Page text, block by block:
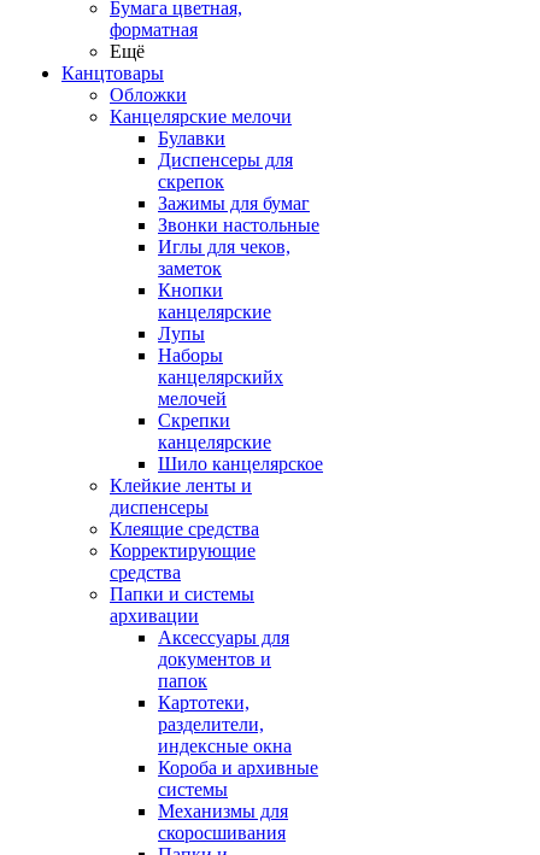
Бумага цветная,
форматная
Ещё
Канцтовары
Обложки
Канцелярские мелочи
Булавки
Диспенсеры для
скрепок
Зажимы для бумаг
Звонки настольные
Иглы для чеков,
заметок
Кнопки
канцелярские
Лупы
Наборы
канцелярскийх
мелочей
Скрепки
канцелярские
Шило канцелярское
Клейкие ленты и
диспенсеры
Клеящие средства
Корректирующие
средства
Папки и системы
архивации
Аксессуары для
документов и
папок
Картотеки,
разделители,
индексные окна
Короба и архивные
системы
Механизмы для
скоросшивания